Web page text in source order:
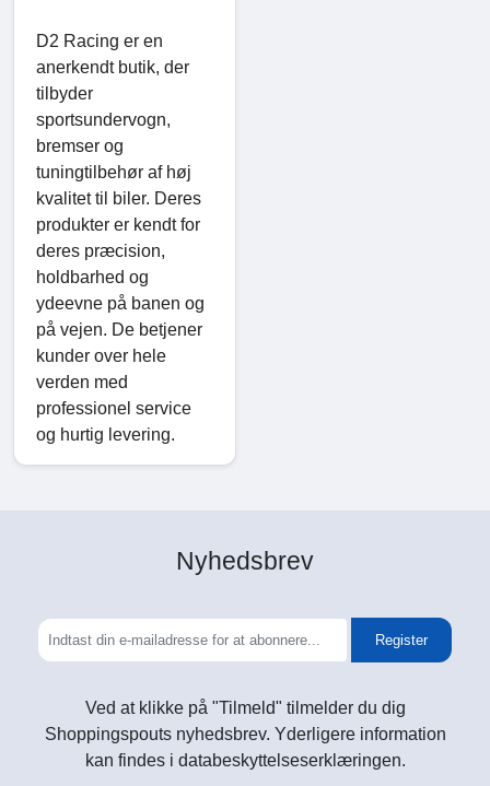
D2 Racing er en
anerkendt butik, der
tilbyder
sportsundervogn,
bremser og
tuningtilbehør af høj
kvalitet til biler. Deres
produkter er kendt for
deres præcision,
holdbarhed og
ydeevne på banen og
på vejen. De betjener
kunder over hele
verden med
professionel service
og hurtig levering.
Nyhedsbrev
Register
Ved at klikke på "Tilmeld" tilmelder du dig
Shoppingspouts nyhedsbrev. Yderligere information
kan findes i databeskyttelseserklæringen.